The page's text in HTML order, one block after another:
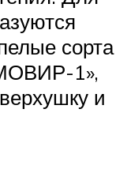
сорта
МОВИР-1»,
и